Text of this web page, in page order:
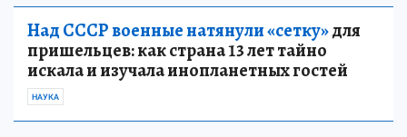
Над СССР военные натянули «сетку»для
пришельцев: как страна 13 лет тайно
искала и изучала инопланетных гостей
НАУКА